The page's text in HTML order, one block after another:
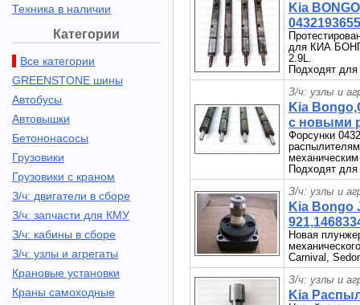
Техника в наличии
Категории
Все категории
GREENSTONE шины
Автобусы
Автовышки
Бетононасосы
Грузовики
Грузовики с краном
З/ч: двигатели в сборе
З/ч: запчасти для КМУ
З/ч: кабины в сборе
З/ч: узлы и агрегаты
Крановые установки
Краны самоходные
Kia
0432193655
для КИА
2.9L.
Подходят
З/ч: узлы и
Kia
с новыми
Форсунки
Подходят
З/ч: узлы и
Kia Bongo
Новая
Carnival,
З/ч: узлы и
Kia